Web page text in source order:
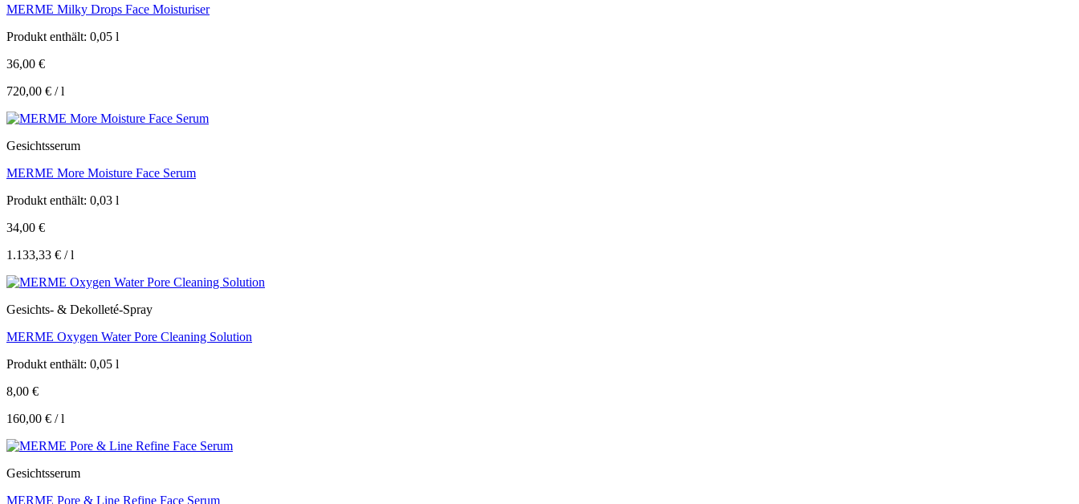
MERME Milky Drops Face Moisturiser
Produkt enthält: 0,05 l
36,00 €
720,00 € /l
Gesichtsserum
MERME More Moisture Face Serum
Produkt enthält: 0,03 l
34,00 €
1.133,33 € /l
Gesichts- & Dekolleté-Spray
MERME Oxygen Water Pore Cleaning Solution
Produkt enthält: 0,05 l
8,00 €
160,00 € /l
Gesichtsserum
MERME Pore & Line Refine Face Serum